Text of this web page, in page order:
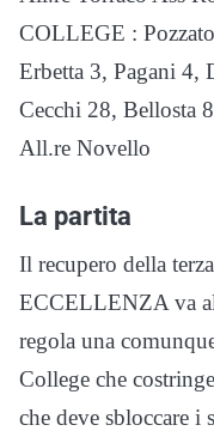
COLLEGE :
Erbetta 3, Pagani 4,
Cecchi 28, Bellosta 8
All.re Novello
La partita
Il recupero della
ECCELLENZA va
regola una
College che
che deve sbloccare i